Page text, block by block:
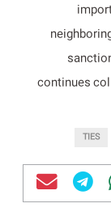
continues
TIES